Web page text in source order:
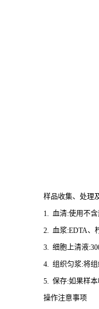
样品收集、处理
1. 血清:使用不
2. 血浆:EDTA、
3. 细胞上清液
4. 组织匀浆:将组
5. 保存:如果样
操作注意事项